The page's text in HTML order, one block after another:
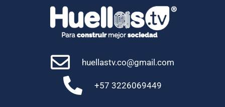
huellastv.co@gmail.com
+57 3226069449